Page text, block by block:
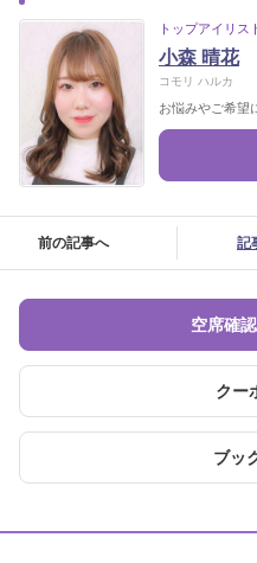
トップアイリ
小森 晴花
コモリ ハルカ
お悩みやご希望
前の記事へ 記
空席確
クー
ブッ